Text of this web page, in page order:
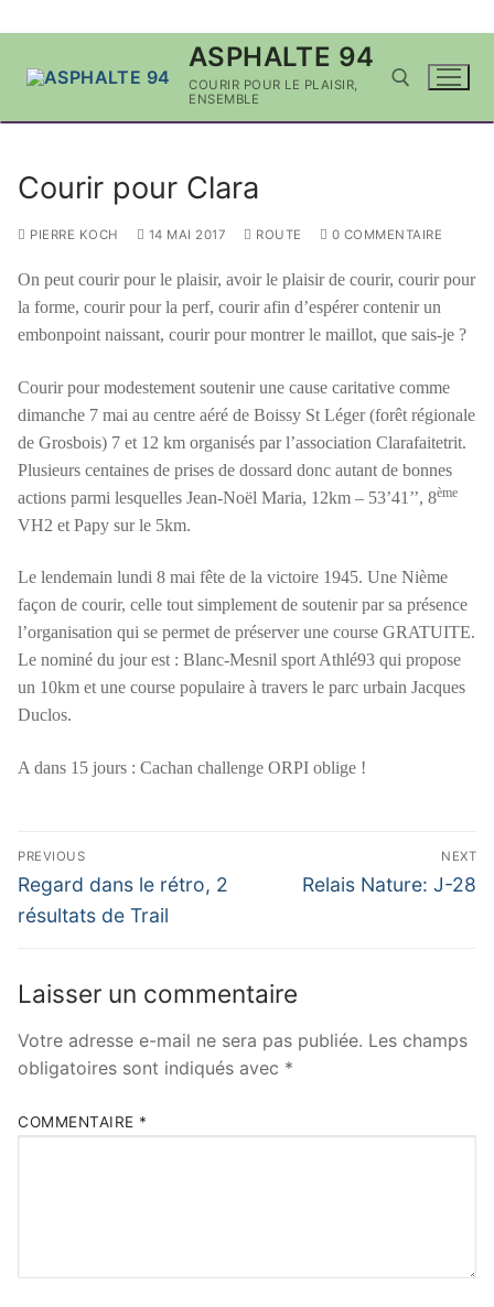
ASPHALTE 94
COURIR POUR LE PLAISIR,
ENSEMBLE
Courir pour Clara
PIERRE KOCH 14 MAI 2017 ROUTE 0 COMMENTAIRE
On peut courir pour le plaisir, avoir le plaisir de courir, courir pour
la forme, courir pour la perf, courir afin d’espérer contenir un
embonpoint naissant, courir pour montrer le maillot, que sais-je ?
Courir pour modestement soutenir une cause caritative comme
dimanche 7 mai au centre aéré de Boissy St Léger (forêt régionale
de Grosbois) 7 et 12 km organisés par l’association Clarafaitetrit.
Plusieurs centaines de prises de dossard donc autant de bonnes
actions parmi lesquelles Jean-Noël Maria, 12km – 53’41’’, 8ème
VH2 et Papy sur le 5km.
Le lendemain lundi 8 mai fête de la victoire 1945. Une Nième
façon de courir, celle tout simplement de soutenir par sa présence
l’organisation qui se permet de préserver une course GRATUITE.
Le nominé du jour est : Blanc-Mesnil sport Athlé93 qui propose
un 10km et une course populaire à travers le parc urbain Jacques
Duclos.
A dans 15 jours : Cachan challenge ORPI oblige !
Navigation
de
l’article
PREVIOUS
Previous
post:
Regard dans le rétro, 2
résultats de Trail
NEXT
Next
Relais Nature: J-28
Laisser un commentaire
Votre adresse e-mail ne sera pas publiée. Les champs
obligatoires sont indiqués avec *
COMMENTAIRE *